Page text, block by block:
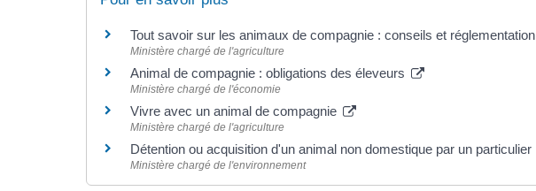
Tout savoir sur les animaux de compagnie : conseils et réglementation
Ministère chargé de l'agriculture
Animal de compagnie : obligations des éleveurs
Ministère chargé de l'économie
Vivre avec un animal de compagnie
Ministère chargé de l'agriculture
Détention ou acquisition d'un animal non domestique par un particulier
Ministère chargé de l'environnement